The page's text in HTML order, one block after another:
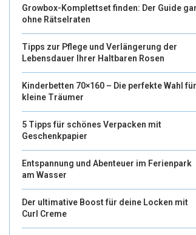
Growbox-Komplettset finden: Der Guide
ohne Rätselraten
Tipps zur Pflege und Verlängerung der
Lebensdauer Ihrer Haltbaren Rosen
Kinderbetten 70×160 – Die perfekte Wahl für
kleine Träumer
5 Tipps für schönes Verpacken mit
Geschenkpapier
Entspannung und Abenteuer im Ferienpark
am Wasser
Der ultimative Boost für deine Locken mit
Curl Creme